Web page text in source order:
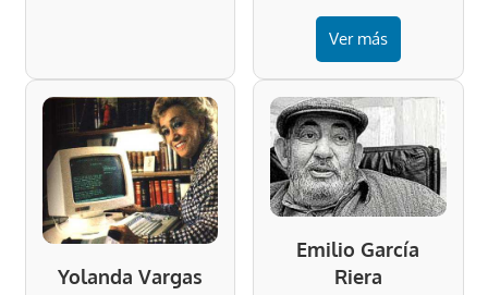
Ver más
Yolanda Vargas
Emilio García
Riera